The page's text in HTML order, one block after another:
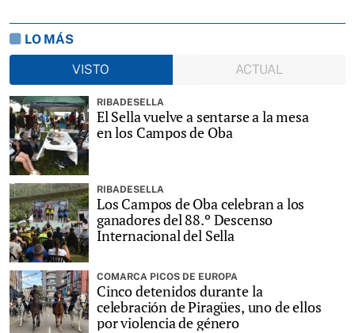
LO MÁS
VISTO
ACTUAL
RIBADESELLA
El Sella vuelve a sentarse a la mesa
en los Campos de Oba
RIBADESELLA
Los Campos de Oba celebran a los
ganadores del 88.º Descenso
Internacional del Sella
COMARCA PICOS DE EUROPA
Cinco detenidos durante la
celebración de Piragües, uno de ellos
por violencia de género